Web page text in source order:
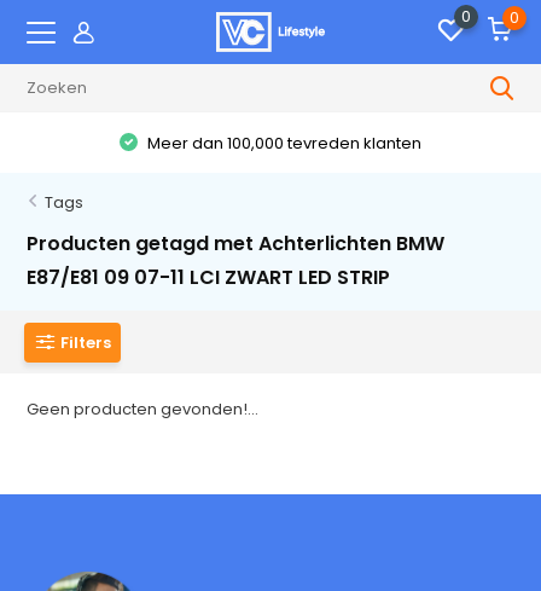
0 0
Meer dan 100,000 tevreden klanten
Tags
Producten getagd met Achterlichten BMW
E87/E81 09 07-11 LCI ZWART LED STRIP
Filters
Geen producten gevonden!...